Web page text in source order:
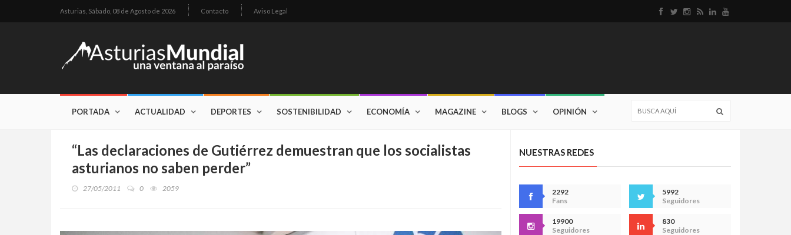
Asturias, Sábado, 08 de Agosto de 2026 Contacto Aviso Legal
PORTADA ACTUALIDAD DEPORTES SOSTENIBILIDAD ECONOMÍA MAGAZINE BLOGS OPINIÓN
“Las declaraciones de Gutiérrez demuestran que los socialistas
asturianos no saben perder”
27/05/2011 0 2059
NUESTRAS REDES
2292
Fans
5992
Seguidores
19900
Seguidores
830
Seguidores